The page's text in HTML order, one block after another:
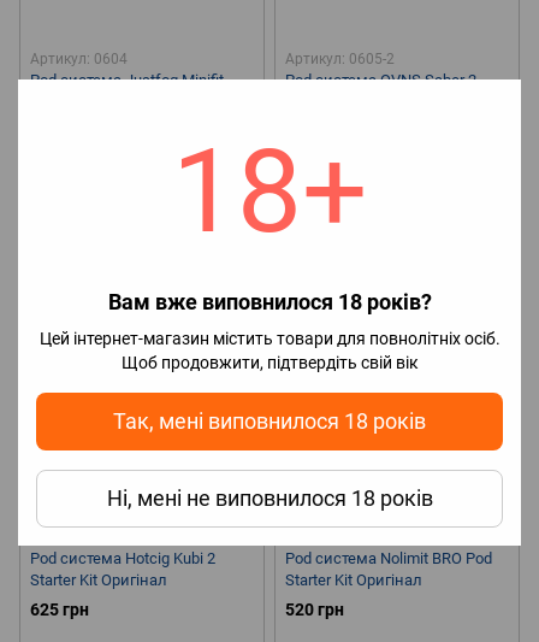
18+
Вам вже виповнилося 18 років?
Цей інтернет-магазин містить товари для повнолітніх осіб.
Щоб продовжити, підтвердіть свій вік
Так, мені виповнилося 18 років
Ні, мені не виповнилося 18 років
Артикул: 0604
Pod система Justfog Minifit
Артикул: 0605-2
Pod система OVNS Saber 2
🔋Ємність аккумулятору
mAh
елемент
Pod система Hotcig Kubi 2
Starter Kit Оригінал
625 грн
Pod система Nolimit BRO Pod
Starter Kit Оригінал
520 грн